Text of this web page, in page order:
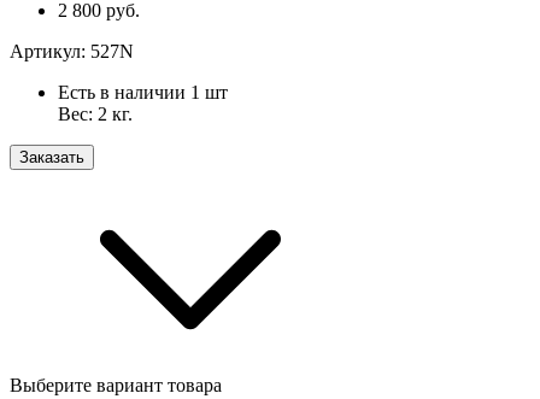
2 800 руб.
Артикул: 527N
Есть в наличии 1 шт
Вес: 2 кг.
Заказать
Выберите вариант товара